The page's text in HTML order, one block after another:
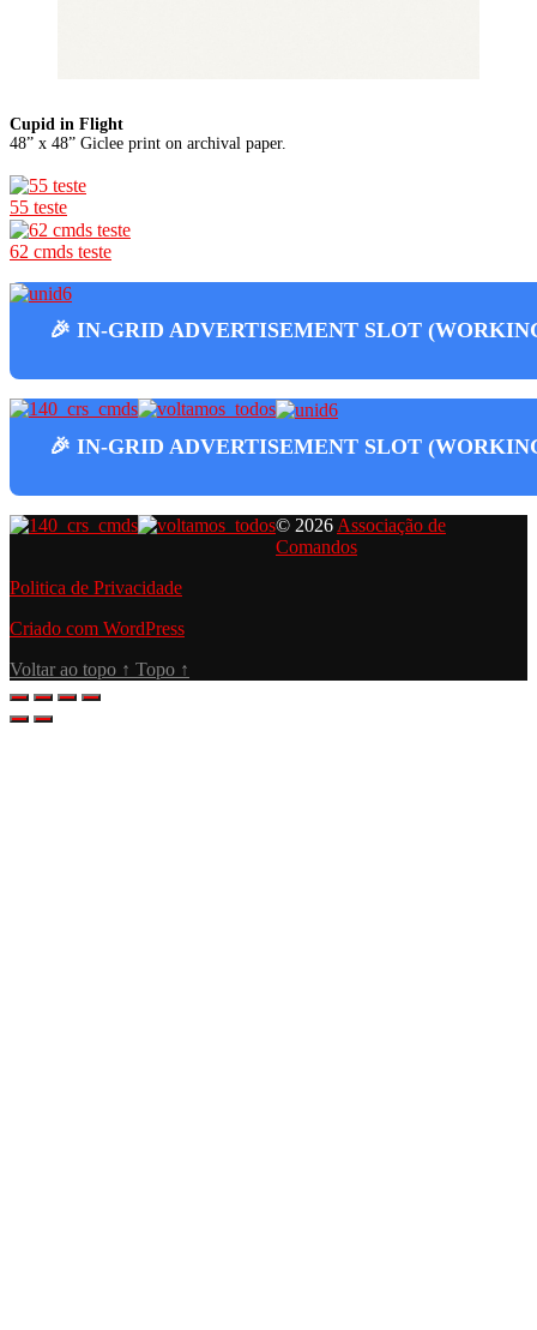
Cupid in Flight
48” x 48” Giclee print on archival paper.
55 teste
62 cmds teste
🎉 IN-GRID ADVERTISEMENT SLOT
🎉 IN-GRID ADVERTISEMENT SLOT
© 2026 Associação de
Comandos
Politica de Privacidade
Criado com WordPress
Voltar ao topo ↑ Topo ↑